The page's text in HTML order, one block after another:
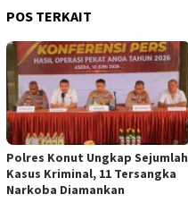
POS TERKAIT
Polres Konut Ungkap Sejumlah
Kasus Kriminal, 11 Tersangka
Narkoba Diamankan